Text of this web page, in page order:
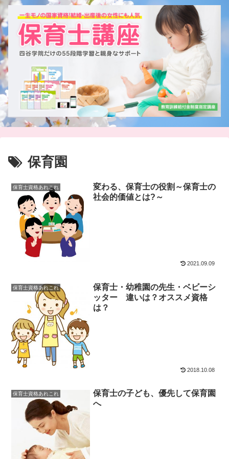
保育園
保育士資格あれこれ
変わる、保育士の役割～保育士の
社会的価値とは?～
2021.09.09
保育士資格あれこれ
保育士・幼稚園の先生・ベビーシ
ッター 違いは？オススメ資格
は？
2018.10.08
保育士資格あれこれ
保育士の子ども、優先して保育園
へ